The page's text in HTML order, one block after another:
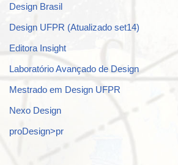
Design Brasil
Design UFPR (Atualizado set14)
Editora Insight
Laboratório Avançado de Design
Mestrado em Design UFPR
Nexo Design
proDesign>pr